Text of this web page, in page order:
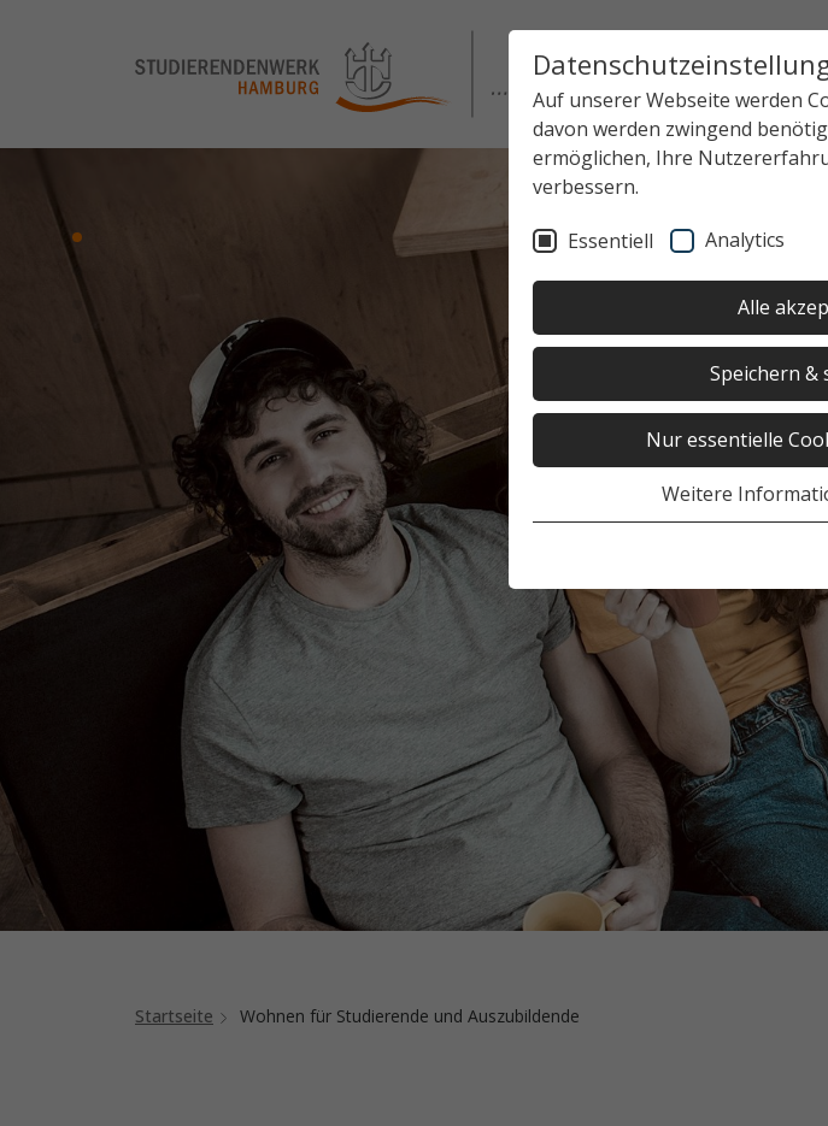
Auf unserer Webseite werden
davon werden zwingend
ermöglichen, Ihre
verbessern.
Essentiell Analytics
Alle
Speichern &
Nur essentielle
Weitere
Startseite Wohnen für Studierende und Auszubildende